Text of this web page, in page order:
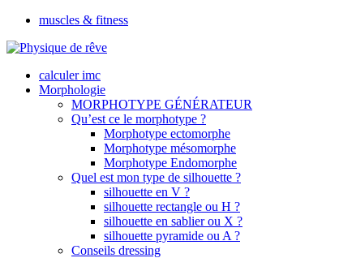
muscles & fitness
calculer imc
Morphologie
MORPHOTYPE GÉNÉRATEUR
Qu’est ce le morphotype ?
Morphotype ectomorphe
Morphotype mésomorphe
Morphotype Endomorphe
Quel est mon type de silhouette ?
silhouette en V ?
silhouette rectangle ou H ?
silhouette en sablier ou X ?
silhouette pyramide ou A ?
Conseils dressing